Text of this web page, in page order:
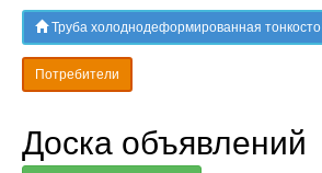
Труба холоднодеформированная тонкостостенная в Белоруссии
Потребители
Доска объявлений